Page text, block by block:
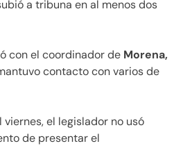
a tribuna en al menos dos
con el coordinador de Morena,
contacto con varios de
el legislador no usó
de presentar el